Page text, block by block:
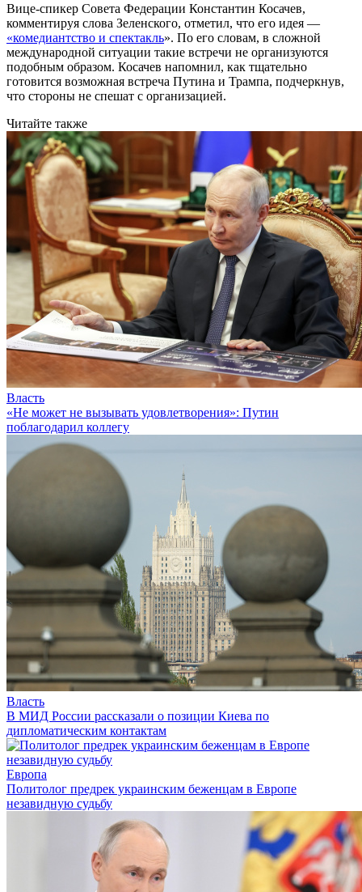
Вице-спикер Совета Федерации Константин Косачев,
комментируя слова Зеленского, отметил, что его идея —
«комедиантство и спектакль». По его словам, в сложной
международной ситуации такие встречи не организуются
подобным образом. Косачев напомнил, как тщательно
готовится возможная встреча Путина и Трампа, подчеркнув,
что стороны не спешат с организацией.
Читайте также
Власть
«Не может не вызывать удовлетворения»: Путин
поблагодарил коллегу
Власть
В МИД России рассказали о позиции Киева по
дипломатическим контактам
Европа
Политолог предрек украинским беженцам в Европе
незавидную судьбу